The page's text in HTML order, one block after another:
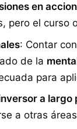
en
pero el curso
: Contar con
de la
para
a largo
a otras